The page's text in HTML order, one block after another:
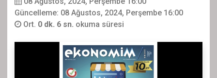
Güncelleme: 08 Ağustos, 2024, Perşembe 16:00
Ort. 0 dk. 6 sn. okuma süresi